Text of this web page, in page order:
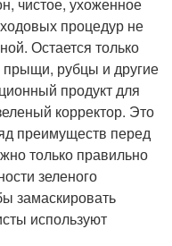
процедур не
Остается только
прыщи, рубцы и другие
продукт для
корректор. Это
преимуществ перед
только правильно
зеленого
замаскировать
используют